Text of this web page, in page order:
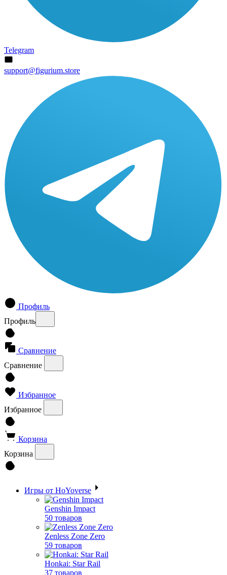
Telegram
support@figurium.store
Профиль
Профиль
Сравнение
Сравнение
Избранное
Избранное
Корзина
Корзина
Игры от HoYoverse
Genshin Impact
50 товаров
Zenless Zone Zero
59 товаров
Honkai: Star Rail
37 товаров